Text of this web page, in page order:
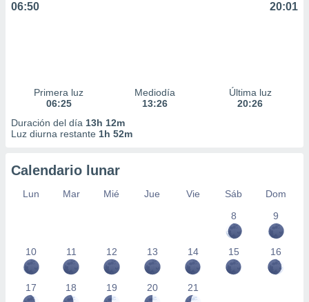
06:50 20:01
Primera luz
06:25
Mediodía
13:26
Última luz
20:26
Duración del día 13h 12m
Luz diurna restante 1h 52m
Calendario lunar
Lun Mar Mié Jue Vie Sáb
Dom
8
9
10 11 12 13 14 15 16
17 18 19 20 21